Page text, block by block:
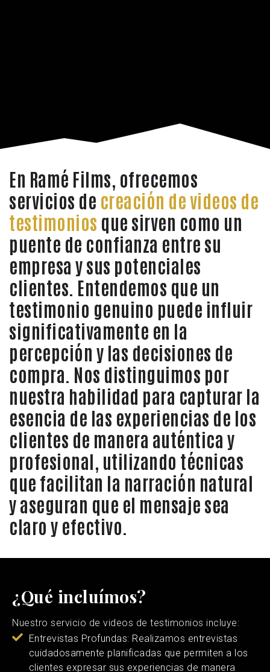
En Ramé Films, ofrecemos
servicios de creación de videos de
testimonios que sirven como un
puente de confianza entre su
empresa y sus potenciales
clientes. Entendemos que un
testimonio genuino puede influir
significativamente en la
percepción y las decisiones de
compra. Nos distinguimos por
nuestra habilidad para capturar la
esencia de las experiencias de los
clientes de manera auténtica y
profesional, utilizando técnicas
que facilitan la narración natural
y aseguran que el mensaje sea
claro y efectivo.
¿Qué incluímos?
Nuestro servicio de videos de testimonios incluye:
Entrevistas Profundas: Realizamos entrevistas
cuidadosamente planificadas que permiten a los
clientes expresar sus experiencias de manera